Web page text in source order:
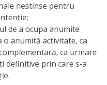
nestinse pentru
de a ocupa anumite
o anumită activitate, ca
ca urmare
definitive prin care s-a